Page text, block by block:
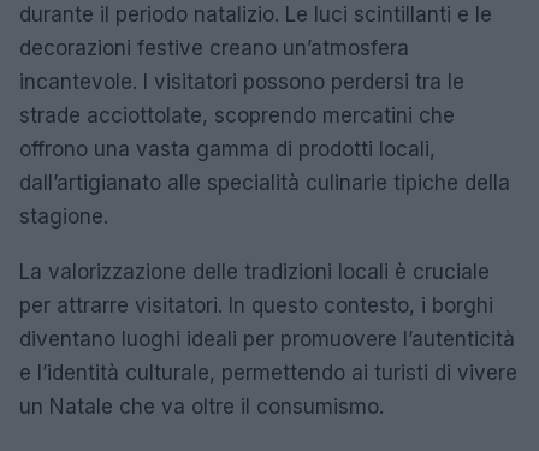
durante il periodo natalizio. Le luci scintillanti e le
decorazioni festive creano un’atmosfera
incantevole. I visitatori possono perdersi tra le
strade acciottolate, scoprendo mercatini che
offrono una vasta gamma di prodotti locali,
dall’artigianato alle specialità culinarie tipiche della
stagione.
La valorizzazione delle tradizioni locali è cruciale
per attrarre visitatori. In questo contesto, i borghi
diventano luoghi ideali per promuovere l’autenticità
e l’identità culturale, permettendo ai turisti di vivere
un Natale che va oltre il consumismo.